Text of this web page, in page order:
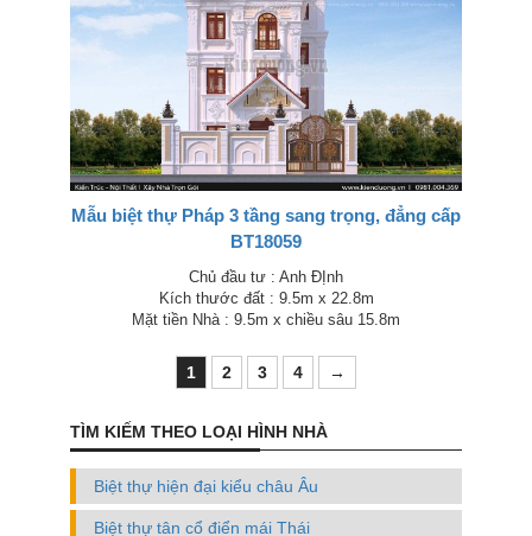
Mẫu biệt thự Pháp 3 tầng sang trọng, đẳng cấp
BT18059
Chủ đầu tư : Anh ĐỊnh
Kích thước đất : 9.5m x 22.8m
Mặt tiền Nhà : 9.5m x chiều sâu 15.8m
1 2 3 4 →
TÌM KIẾM THEO LOẠI HÌNH NHÀ
Biệt thự hiện đại kiểu châu Âu
Biệt thự tân cổ điển mái Thái